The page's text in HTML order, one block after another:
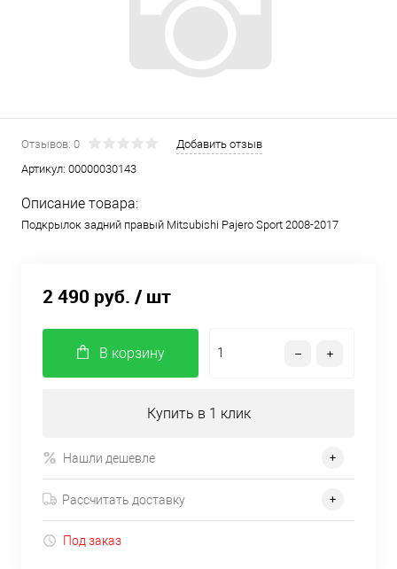
Отзывов: 0
Добавить отзыв
Артикул: 00000030143
Описание товара:
Подкрылок задний правый Mitsubishi Pajero Sport 2008-2017
2 490 руб. / шт
В корзину
Купить в 1 клик
Нашли дешевле
Рассчитать доставку
Под заказ